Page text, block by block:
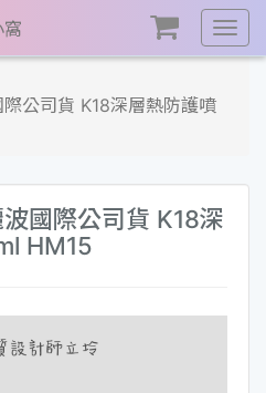
展
開
際公司貨 K18深層熱防護噴
波國際公司貨 K18深
HM15